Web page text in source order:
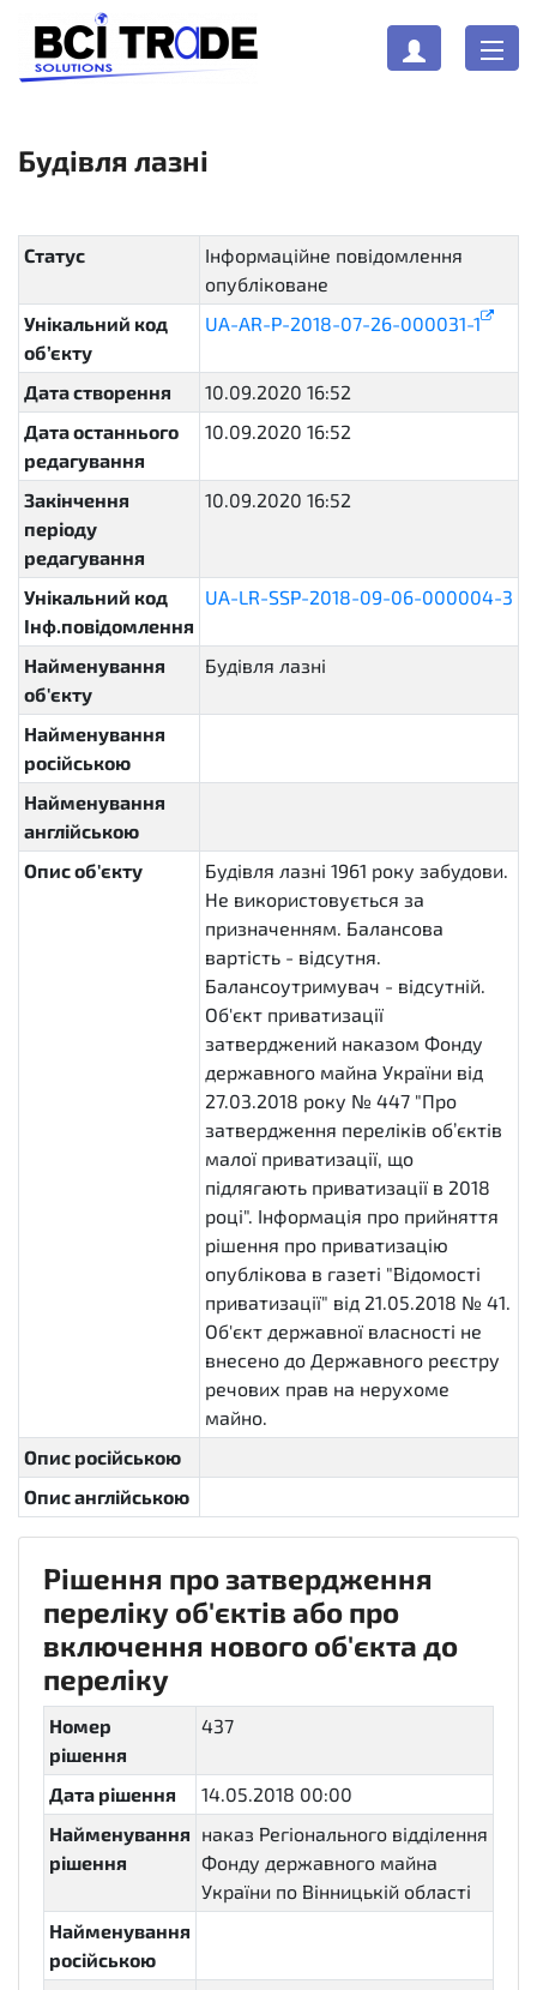
Будівля лазні
Статус
Інформаційне повідомлення
опубліковане
Унікальний код
об’єкту
UA-AR-P-2018-07-26-000031-1
Дата створення
10.09.2020 16:52
Дата останнього
редагування
10.09.2020 16:52
Закінчення
періоду
редагування
10.09.2020 16:52
Унікальний код
Інф.повідомлення
UA-LR-SSP-2018-09-06-000004-3
Найменування
об'єкту
Будівля лазні
Найменування
російською
Найменування
англійською
Опис об'єкту
Будівля лазні 1961 року забудови.
Не використовується за
призначенням. Балансова
вартість - відсутня.
Балансоутримувач - відсутній.
Об'єкт приватизації
затверджений наказом Фонду
державного майна України від
27.03.2018 року № 447 "Про
затвердження переліків об’єктів
малої приватизації, що
підлягають приватизації в 2018
році". Інформація про прийняття
рішення про приватизацію
опублікова в газеті "Відомості
приватизації" від 21.05.2018 № 41.
Об'єкт державної власності не
внесено до Державного реєстру
речових прав на нерухоме
майно.
Опис російською
Опис англійською
Рішення про затвердження
переліку об'єктів або про
включення нового об'єкта до
переліку
Номер
рішення
437
Дата рішення
14.05.2018 00:00
Найменування
рішення
наказ Регіонального відділення
Фонду державного майна
України по Вінницькій області
Найменування
російською